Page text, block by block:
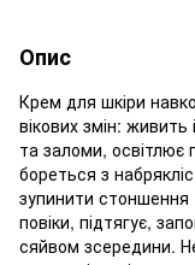
Опис
Крем для шкіри
вікових змін:
та заломи, освітлює
бореться з
зупинити стоншення
повіки, підтягує,
сяйвом зсередини.